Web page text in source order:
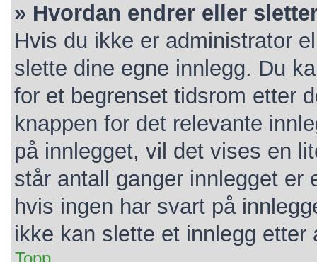
» Hvordan endrer eller
Hvis du ikke er administrator
slette dine egne innlegg. Du
for et begrenset tidsrom etter
knappen for det relevante
på innlegget, vil det vises en
står antall ganger innlegget er
hvis ingen har svart på
ikke kan slette et innlegg etter
Topp